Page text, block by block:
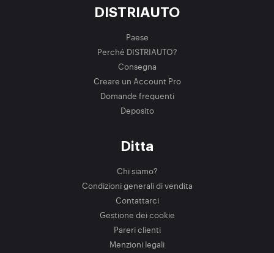
DISTRIAUTO
Paese
Perché DISTRIAUTO?
Consegna
Creare un Account Pro
Domande frequenti
Deposito
Ditta
Chi siamo?
Condizioni generali di vendita
Contattarci
Gestione dei cookie
Pareri clienti
Menzioni legali